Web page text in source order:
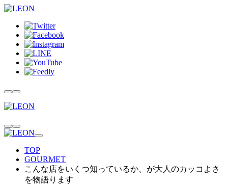
TOP
GOURMET
こんな店をいくつ知っているか、が大人のカッコよさ
を物語ります